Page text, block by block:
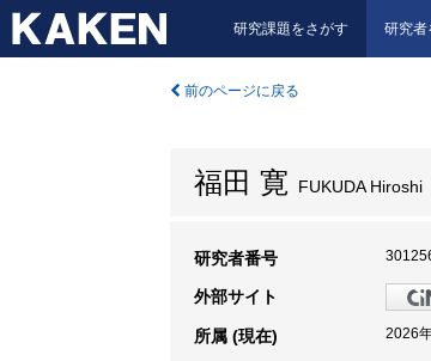
研究課題をさがす 研究者
前のページに戻る
福田 寛 FUKUDA Hiroshi
研究者番号
外部サイト
所属 (現在) 2026